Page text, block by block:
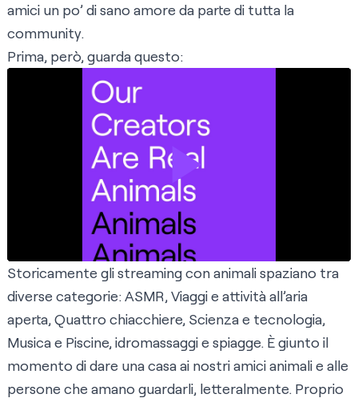
amici un po’ di sano amore da parte di tutta la
community.
Prima, però, guarda questo:
Storicamente gli streaming con animali spaziano tra
diverse categorie: ASMR, Viaggi e attività all’aria
aperta, Quattro chiacchiere, Scienza e tecnologia,
Musica e Piscine, idromassaggi e spiagge. È giunto il
momento di dare una casa ai nostri amici animali e alle
persone che amano guardarli, letteralmente. Proprio